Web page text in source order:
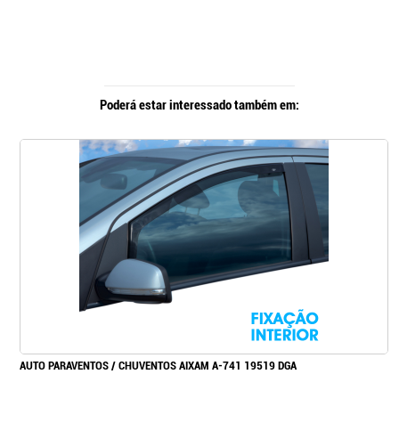
Poderá estar interessado também em:
AUTO PARAVENTOS / CHUVENTOS AIXAM A-741 19519 DGA